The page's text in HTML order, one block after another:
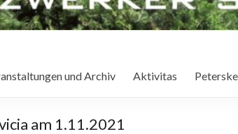
und Archiv Aktivitas
am 1.11.2021